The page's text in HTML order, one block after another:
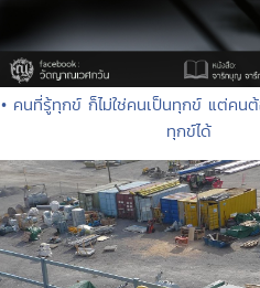
• คนที่รู้ทุกข์ ก็ไม่ใช่คนเป็นทุกข์ แต่คน
ทุกข์ได้